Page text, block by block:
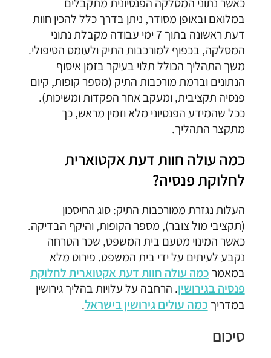
כאשר נתוני המסלקה הפנסיונית מתקבלים
במלואם ובאופן מסודר, ניתן בדרך כלל להכין חוות
דעת ראשונה בתוך 7 ימי עבודה מקבלת נתוני
המסלקה, בכפוף למורכבות התיק ולעומס הטיפולי.
משך התהליך הכולל תלוי בעיקר בזמן איסוף
הנתונים וברמת מורכבות התיק (מספר קופות, קיום
פנסיה תקציבית, ומעקב אחר הפקדות ומשיכות).
ככל שהמידע הפנסיוני מלא וזמין מראש, כך
מתקצר התהליך.
כמה עולה חוות דעת אקטוארית
לחלוקת פנסיה?
העלות נגזרת ממורכבות התיק: סוג החיסכון
(תקציבי מול צובר), מספר הקופות, והיקף הבדיקה.
כאשר המינוי מטעם בית המשפט, שכר הטרחה
נקבע לעיתים על ידי בית המשפט. פירוט מלא
במאמרכמה עולה חוות דעת אקטוארית לחלוקת
פנסיה בגירושין. הרחבה על עלויות בהליך גירושין
במדריך כמה עולים גירושין בישראל.
סיכום